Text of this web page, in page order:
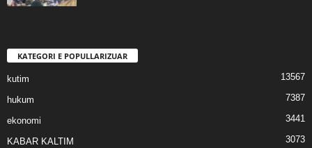
KATEGORI E POPULLARIZUAR
kutim 13567
hukum 7387
ekonomi 3441
KABAR KALTIM 3073